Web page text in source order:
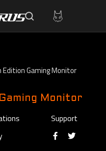
Edition Gaming Monitor
Monitor
Support